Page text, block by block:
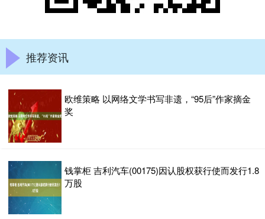
推荐资讯
欧维策略 以网络文学书写非遗，“95后”作家摘金
奖
钱掌柜 吉利汽车(00175)因认股权获行使而发行1.8
万股